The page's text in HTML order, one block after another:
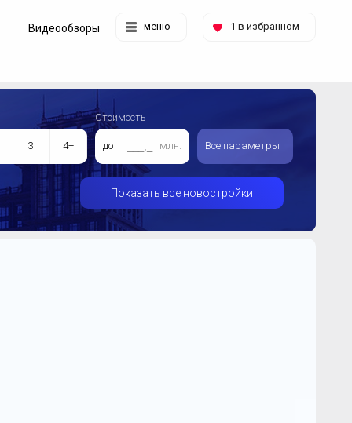
меню 1 в избранном
Видеообзоры
3 4+
Стоимость
до млн. Все параметры
Показать все новостройки